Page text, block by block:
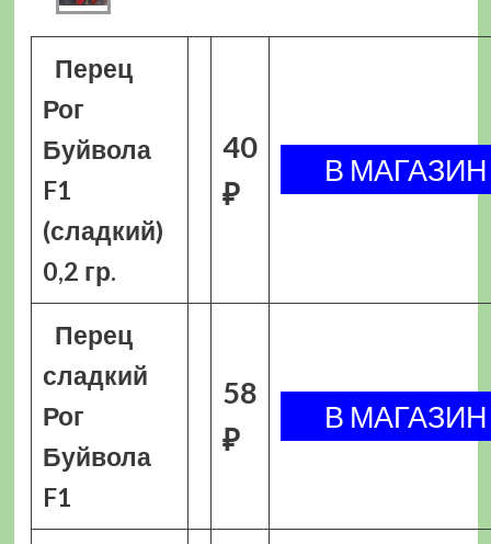
Перец
Рог
Буйвола
F1
(сладкий)
0,2 гр.
40
₽
Перец
сладкий
Рог
Буйвола
F1
58
₽